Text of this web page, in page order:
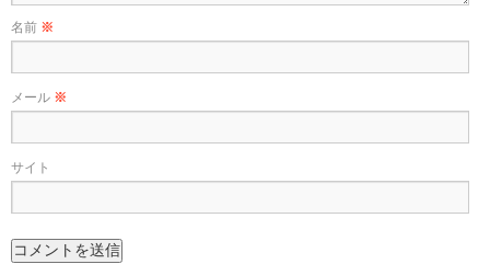
名前 ※
メール ※
サイト